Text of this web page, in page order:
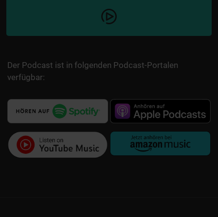
Der Podcast ist in folgenden Podcast-Portalen
verfügbar: